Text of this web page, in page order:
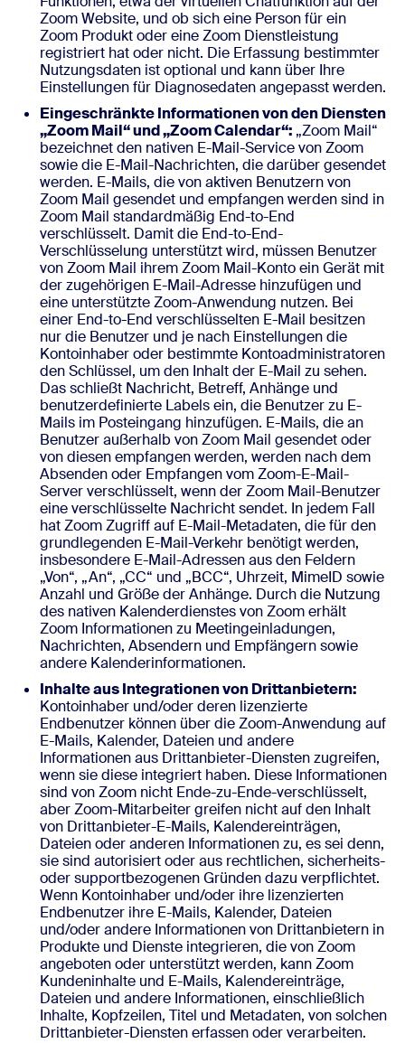
Zoom Website, und ob sich eine Person für ein
Zoom Produkt oder eine Zoom Dienstleistung
registriert hat oder nicht. Die Erfassung bestimmter
Nutzungsdaten ist optional und kann über Ihre
Einstellungen für Diagnosedaten angepasst werden.
Eingeschränkte Informationen von den Diensten
„Zoom Mail“ und „Zoom Calendar“: „Zoom Mail“
bezeichnet den nativen E-Mail-Service von Zoom
sowie die E-Mail-Nachrichten, die darüber gesendet
werden. E-Mails, die von aktiven Benutzern von
Zoom Mail gesendet und empfangen werden sind in
Zoom Mail standardmäßig End-to-End
verschlüsselt. Damit die End-to-End-
Verschlüsselung unterstützt wird, müssen Benutzer
von Zoom Mail ihrem Zoom Mail-Konto ein Gerät mit
der zugehörigen E-Mail-Adresse hinzufügen und
eine unterstützte Zoom-Anwendung nutzen. Bei
einer End-to-End verschlüsselten E-Mail besitzen
nur die Benutzer und je nach Einstellungen die
Kontoinhaber oder bestimmte Kontoadministratoren
den Schlüssel, um den Inhalt der E-Mail zu sehen.
Das schließt Nachricht, Betreff, Anhänge und
benutzerdefinierte Labels ein, die Benutzer zu E-
Mails im Posteingang hinzufügen. E-Mails, die an
Benutzer außerhalb von Zoom Mail gesendet oder
von diesen empfangen werden, werden nach dem
Absenden oder Empfangen vom Zoom-E-Mail-
Server verschlüsselt, wenn der Zoom Mail-Benutzer
eine verschlüsselte Nachricht sendet. In jedem Fall
hat Zoom Zugriff auf E-Mail-Metadaten, die für den
grundlegenden E-Mail-Verkehr benötigt werden,
insbesondere E-Mail-Adressen aus den Feldern
„Von“, „An“, „CC“ und „BCC“, Uhrzeit, MimeID sowie
Anzahl und Größe der Anhänge. Durch die Nutzung
des nativen Kalenderdienstes von Zoom erhält
Zoom Informationen zu Meetingeinladungen,
Nachrichten, Absendern und Empfängern sowie
andere Kalenderinformationen.
Inhalte aus Integrationen von Drittanbietern:
Kontoinhaber und/oder deren lizenzierte
Endbenutzer können über die Zoom-Anwendung auf
E-Mails, Kalender, Dateien und andere
Informationen aus Drittanbieter-Diensten zugreifen,
wenn sie diese integriert haben. Diese Informationen
sind von Zoom nicht Ende-zu-Ende-verschlüsselt,
aber Zoom-Mitarbeiter greifen nicht auf den Inhalt
von Drittanbieter-E-Mails, Kalendereinträgen,
Dateien oder anderen Informationen zu, es sei denn,
sie sind autorisiert oder aus rechtlichen, sicherheits-
oder supportbezogenen Gründen dazu verpflichtet.
Wenn Kontoinhaber und/oder ihre lizenzierten
Endbenutzer ihre E-Mails, Kalender, Dateien
und/oder andere Informationen von Drittanbietern in
Produkte und Dienste integrieren, die von Zoom
angeboten oder unterstützt werden, kann Zoom
Kundeninhalte und E-Mails, Kalendereinträge,
Dateien und andere Informationen, einschließlich
Inhalte, Kopfzeilen, Titel und Metadaten, von solchen
Drittanbieter-Diensten erfassen oder verarbeiten.